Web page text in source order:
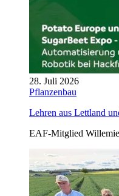
28. Juli 2026
Pflanzenbau
Lehren aus Lettland
EAF-Mitglied